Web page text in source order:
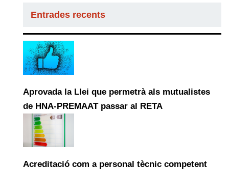
Entrades recents
Aprovada la Llei que permetrà als mutualistes
de HNA-PREMAAT passar al RETA
Acreditació com a personal tècnic competent